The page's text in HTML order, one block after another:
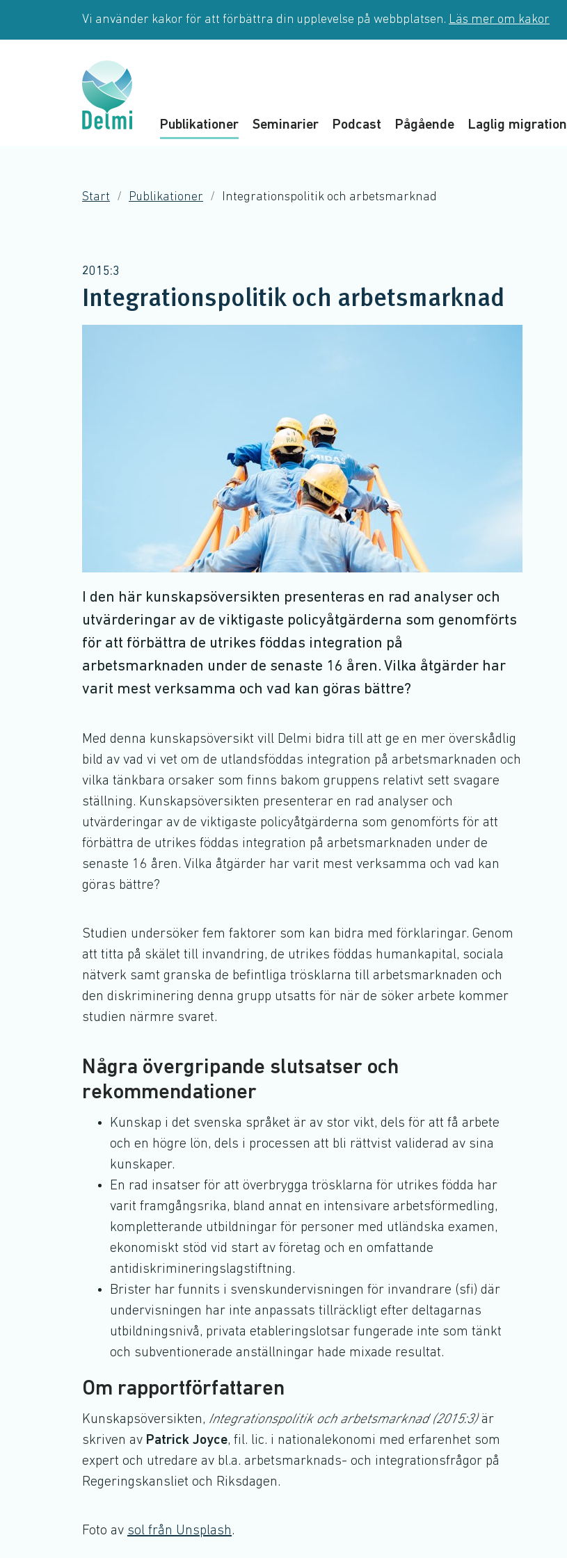
Vi använder kakor för att förbättra din upplevelse på webbplatsen. Läs mer om kakor
Publikationer Seminarier Podcast Pågående Laglig migration
Start Publikationer Integrationspolitik och arbetsmarknad
2015:3
Integrationspolitik och arbetsmarknad
I den här kunskapsöversikten presenteras en rad analyser och
utvärderingar av de viktigaste policyåtgärderna som genomförts
för att förbättra de utrikes föddas integration på
arbetsmarknaden under de senaste 16 åren. Vilka åtgärder har
varit mest verksamma och vad kan göras bättre?
Med denna kunskapsöversikt vill Delmi bidra till att ge en mer överskådlig
bild av vad vi vet om de utlandsföddas integration på arbetsmarknaden och
vilka tänkbara orsaker som finns bakom gruppens relativt sett svagare
ställning. Kunskapsöversikten presenterar en rad analyser och
utvärderingar av de viktigaste policyåtgärderna som genomförts för att
förbättra de utrikes föddas integration på arbetsmarknaden under de
senaste 16 åren. Vilka åtgärder har varit mest verksamma och vad kan
göras bättre?
Studien undersöker fem faktorer som kan bidra med förklaringar. Genom
att titta på skälet till invandring, de utrikes föddas humankapital, sociala
nätverk samt granska de befintliga trösklarna till arbetsmarknaden och
den diskriminering denna grupp utsatts för när de söker arbete kommer
studien närmre svaret.
Några övergripande slutsatser och
rekommendationer
Kunskap i det svenska språket är av stor vikt, dels för att få arbete
och en högre lön, dels i processen att bli rättvist validerad av sina
kunskaper.
En rad insatser för att överbrygga trösklarna för utrikes födda har
varit framgångsrika, bland annat en intensivare arbetsförmedling,
kompletterande utbildningar för personer med utländska examen,
ekonomiskt stöd vid start av företag och en omfattande
antidiskrimineringslagstiftning.
Brister har funnits i svenskundervisningen för invandrare (sfi) där
undervisningen har inte anpassats tillräckligt efter deltagarnas
utbildningsnivå, privata etableringslotsar fungerade inte som tänkt
och subventionerade anställningar hade mixade resultat.
Om rapportförfattaren
Kunskapsöversikten, Integrationspolitik och arbetsmarknad (2015:3)är
skriven av Patrick Joyce, fil. lic. i nationalekonomi med erfarenhet som
expert och utredare av bl.a. arbetsmarknads- och integrationsfrågor på
Regeringskansliet och Riksdagen.
Foto av sol från Unsplash.